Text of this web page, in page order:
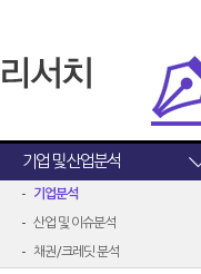
기업 및 산업분석
기업분석
산업 및 이슈분석
채권/크레딧 분석